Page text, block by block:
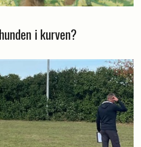
i kurven?